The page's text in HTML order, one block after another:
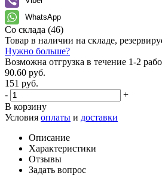
WhatsApp
Со склада (46)
Товар в наличии на складе,
Нужно больше?
Возможна отгрузка в течение 1-2
90.60 руб.
151 руб.
-
+
В корзину
Условия оплаты и доставки
Описание
Характеристики
Отзывы
Задать вопрос